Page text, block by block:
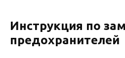
Инструкция по
предохранителей